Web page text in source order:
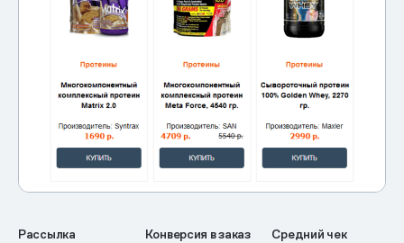
Рассылка Конверсия в заказ Средний чек